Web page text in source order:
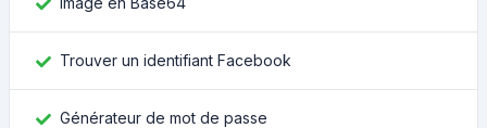
Trouver un identifiant Facebook
Générateur de mot de passe